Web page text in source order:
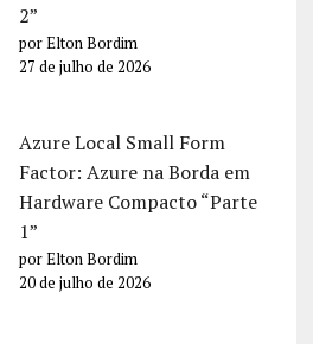
2”
por Elton Bordim
27 de julho de 2026
Azure Local Small Form
Factor: Azure na Borda em
Hardware Compacto “Parte
1”
por Elton Bordim
20 de julho de 2026